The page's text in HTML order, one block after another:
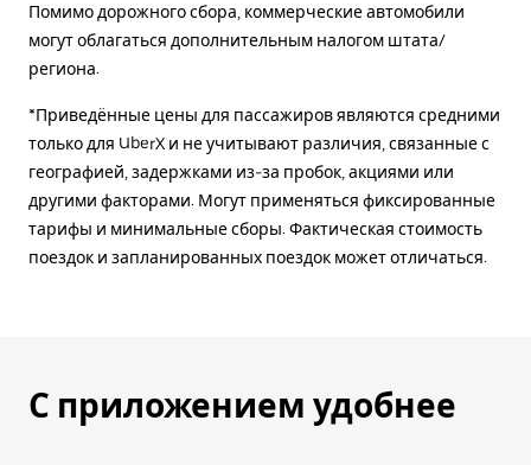
Помимо дорожного сбора, коммерческие автомобили
могут облагаться дополнительным налогом штата/
региона.
*Приведённые цены для пассажиров являются средними
только для UberX и не учитывают различия, связанные с
географией, задержками из-за пробок, акциями или
другими факторами. Могут применяться фиксированные
тарифы и минимальные сборы. Фактическая стоимость
поездок и запланированных поездок может отличаться.
С приложением удобнее